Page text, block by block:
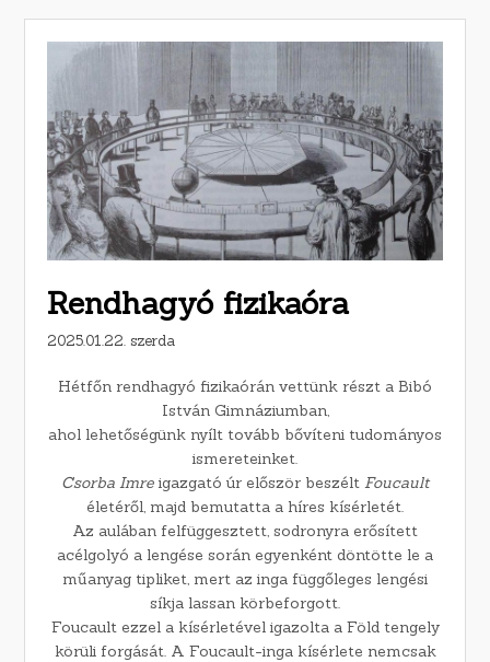
Rendhagyó fizikaóra
2025.01.22. szerda
Hétfőn rendhagyó fizikaórán vettünk részt a Bibó
István Gimnáziumban,
ahol lehetőségünk nyílt tovább bővíteni tudományos
ismereteinket.
Csorba Imreigazgató úr először beszélt Foucault
életéről, majd bemutatta a híres kísérletét.
Az aulában felfüggesztett, sodronyra erősített
acélgolyó a lengése során egyenként döntötte le a
műanyag tipliket, mert az inga függőleges lengési
síkja lassan körbeforgott.
Foucault ezzel a kísérletével igazolta a Föld tengely
körüli forgását. A Foucault-inga kísérlete nemcsak